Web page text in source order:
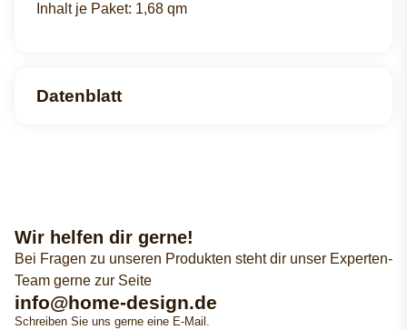
Inhalt je Paket: 1,68 qm
Datenblatt
Wir helfen dir gerne!
Bei Fragen zu unseren Produkten steht dir unser Experten-
Team gerne zur Seite
info@home-design.de
Schreiben Sie uns gerne eine E-Mail.